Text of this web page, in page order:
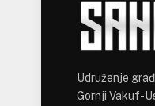
Udruženje
Gornji Vakuf-